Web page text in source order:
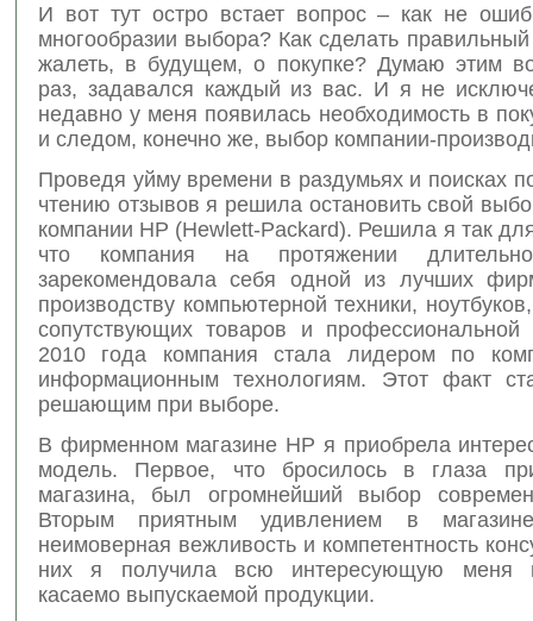
И вот тут остро встает вопрос – как не
многообразии выбора? Как сделать
жалеть, в будущем, о покупке? Думаю этим
раз, задавался каждый из вас. И я не
недавно у меня появилась необходимость в
и следом, конечно же, выбор компании-
Проведя уйму времени в раздумьях и поисках
чтению отзывов я решила остановить свой
компании HP (Hewlett-Packard). Решила я так
что компания на протяжении
зарекомендовала себя одной из лучших
производству компьютерной техники,
сопутствующих товаров и
2010 года компания стала лидером по
информационным технологиям. Этот факт
решающим при выборе.
В фирменном магазине HP я приобрела
модель. Первое, что бросилось в глаза
магазина, был огромнейший выбор
Вторым приятным удивлением в
неимоверная вежливость и компетентность
них я получила всю интересующую меня
касаемо выпускаемой продукции.